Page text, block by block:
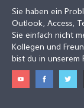
Sie haben ein
Outlook, Access,
Sie einfach nicht
Kollegen und
bist du in unserem